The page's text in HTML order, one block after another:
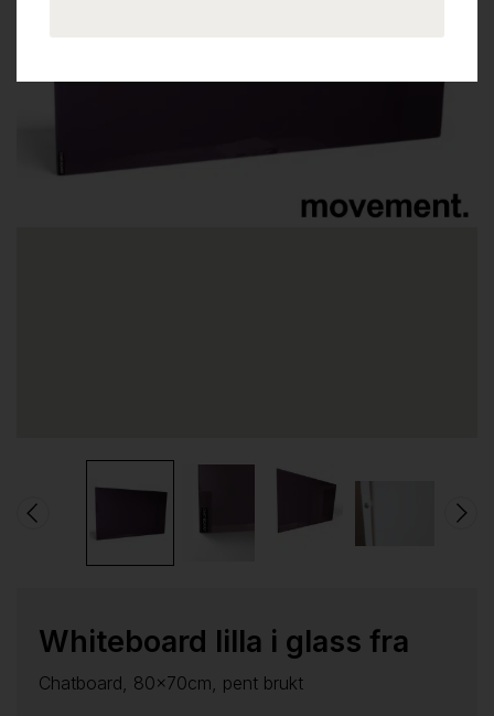
Whiteboard lilla i glass fra
Chatboard, 80x70cm, pent brukt